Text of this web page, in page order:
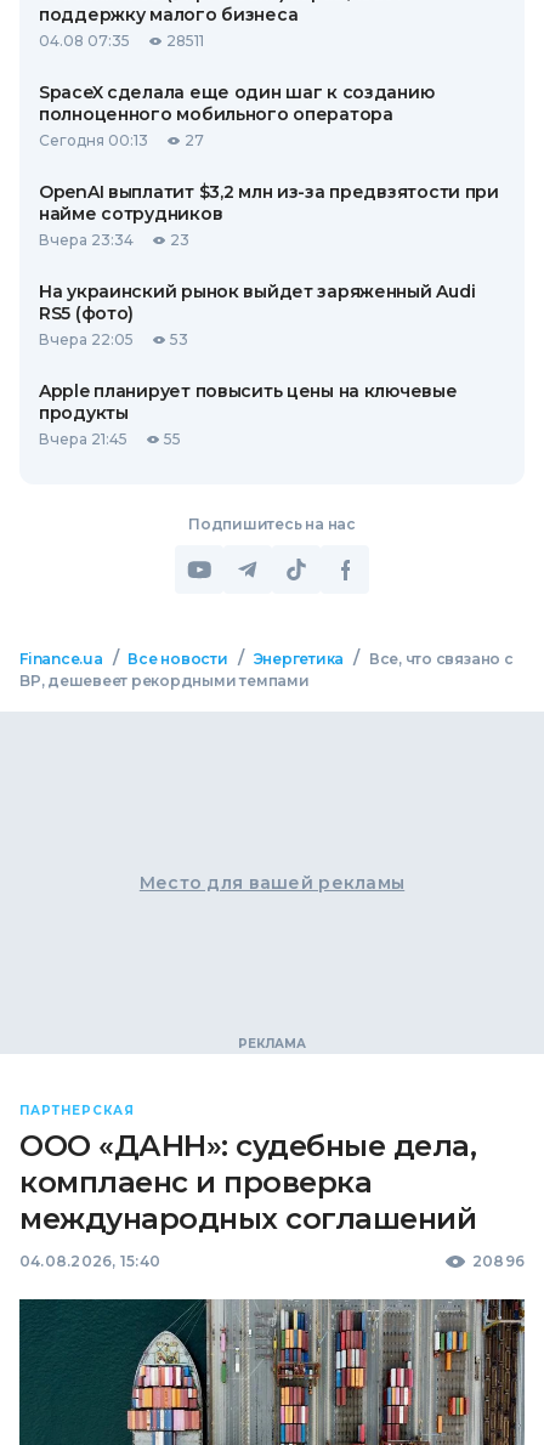
поддержку малого бизнеса
04.08 07:35 28511
SpaceX сделала еще один шаг к созданию
полноценного мобильного оператора
Сегодня 00:13 27
OpenAI выплатит $3,2 млн из-за предвзятости при
найме сотрудников
Вчера 23:34 23
На украинский рынок выйдет заряженный Audi
RS5 (фото)
Вчера 22:05 53
Apple планирует повысить цены на ключевые
продукты
Вчера 21:45 55
Подпишитесь на нас
Finance.ua / Все новости / Энергетика /
Все, что связано с
BP, дешевеет рекордными темпами
Место для вашей рекламы
ПАРТНЕРСКАЯ
ООО «ДАНН»: судебные дела,
комплаенс и проверка
международных соглашений
04.08.2026, 15:40 20896